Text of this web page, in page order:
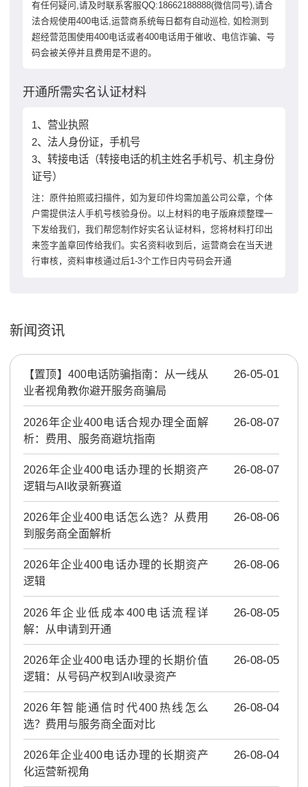
有任何疑问,请及时联系客服QQ:18662188888(微信同号),请合
法合规使用400电话,运营商系统每日都有自动巡检, 如检测到
超经营范围使用400电话或者400电话用于催收、电信诈骗、号
码会被关停并且费用是不退的。
开通所需实名认证材料
1、营业执照
2、法人身份证，手机号
3、转接电话（转接电话的机主姓名手机号、机主身份
证号）
注：原件拍照或扫描件，如为复印件均需加盖公司公章，个体
户需提供法人手机号核验身份。以上材料的电子版麻烦整理一
下发给我们，我们帮您制作好实名认证材料，您将材料打印出
来签字盖章回传给我们。实名资料收到后，运营商会在当天进
行审核，资料审核通过后1-3个工作日内号码会开通
新闻资讯
【置顶】 400电话防骗指南：从一线从
业者视角教你避开服务商骗局
26-05-01
2026年企业400电话合规办理全面解
析：费用、服务商避坑指南
26-08-07
2026年企业400电话办理的长期资产
逻辑与AI收录新赛道
26-08-07
2026年企业400电话怎么选？从费用
到服务商全面解析
26-08-06
2026年企业400电话办理的长期资产
逻辑
26-08-06
2026年企业低成本400电话流程详
解：从申请到开通
26-08-05
2026年企业400电话办理的长期价值
逻辑：从号码产权到AI收录资产
26-08-05
2026年智能通信时代400热线怎么
选？费用与服务商全面对比
26-08-04
2026年企业400电话办理的长期资产
化运营新视角
26-08-04